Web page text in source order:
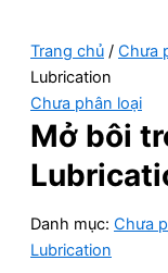
Trang chủ / Chưa
Lubrication
Chưa phân loại
Mở bôi
Danh mục: Chưa
Lubrication